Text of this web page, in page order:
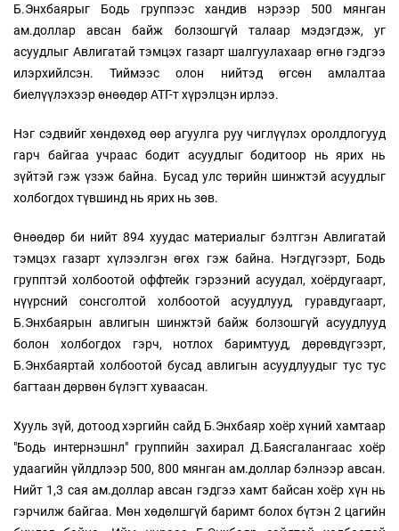
Б.Энхбаярыг Бодь группээс хандив нэрээр 500 мянган
ам.доллар авсан байж болзошгүй талаар мэдэгдэж, уг
асуудлыг Авлигатай тэмцэх газарт шалгуулахаар өгнө гэдгээ
илэрхийлсэн. Тиймээс олон нийтэд өгсөн амлалтаа
биелүүлэхээр өнөөдөр АТГ-т хүрэлцэн ирлээ.
Нэг сэдвийг хөндөхөд өөр агуулга руу чиглүүлэх оролдлогууд
гарч байгаа учраас бодит асуудлыг бодитоор нь ярих нь
зүйтэй гэж үзэж байна. Бусад улс төрийн шинжтэй асуудлыг
холбогдох түвшинд нь ярих нь зөв.
Өнөөдөр би нийт 894 хуудас материалыг бэлтгэн Авлигатай
тэмцэх газарт хүлээлгэн өгөх гэж байна. Нэгдүгээрт, Бодь
групптэй холбоотой оффтейк гэрээний асуудал, хоёрдугаарт,
нүүрсний сонсголтой холбоотой асуудлууд, гуравдугаарт,
Б.Энхбаярын авлигын шинжтэй байж болзошгүй асуудлууд
болон холбогдох гэрч, нотлох баримтууд, дөрөвдүгээрт,
Б.Энхбаяртай холбоотой бусад авлигын асуудлуудыг тус тус
багтаан дөрвөн бүлэгт хуваасан.
Хууль зүй, дотоод хэргийн сайд Б.Энхбаяр хоёр хүний хамтаар
"Бодь интернэшнл" группийн захирал Д.Баясгалангаас хоёр
удаагийн үйлдлээр 500, 800 мянган ам.доллар бэлнээр авсан.
Нийт 1,3 сая ам.доллар авсан гэдгээ хамт байсан хоёр хүн нь
гэрчилж байгаа. Мөн хөдөлшгүй баримт болох бүтэн 2 цагийн